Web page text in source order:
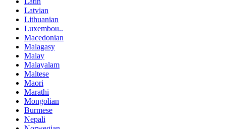
Latvian
Lithuanian
Luxembou..
Macedonian
Malagasy
Malay
Malayalam
Maltese
Maori
Marathi
Mongolian
Burmese
Nepali